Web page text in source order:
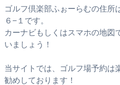
ゴルフ倶楽部ふぉーらむの住所
６−１です。
カーナビもしくはスマホの地図
いましょう！
当サイトでは、ゴルフ場予約は
勧めしております！